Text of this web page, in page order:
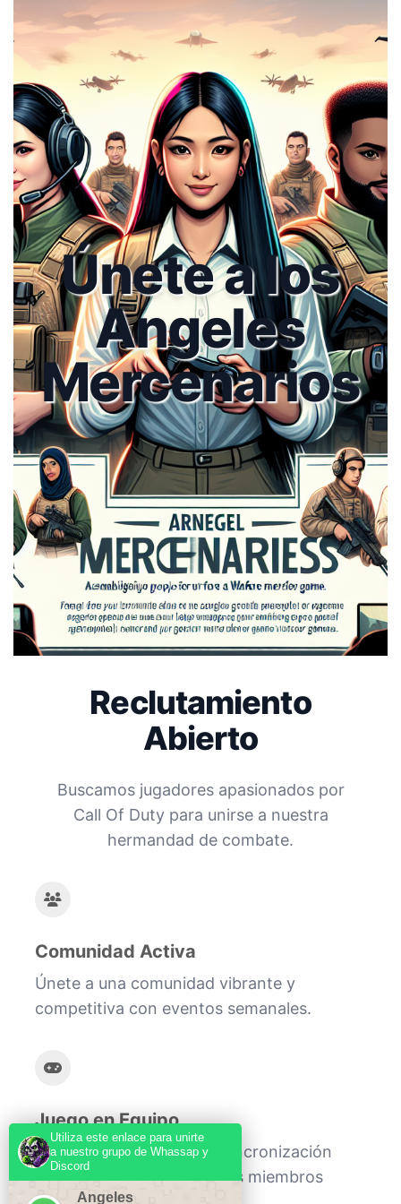
Únete a los
Angeles
Mercenarios
Reclutamiento
Abierto
Buscamos jugadores apasionados por
Call Of Duty para unirse a nuestra
hermandad de combate.
Comunidad Activa
Únete a una comunidad vibrante y
competitiva con eventos semanales.
Juego en Equipo
Mejora tus habilidades y sincronización
jugando al lado de nuestros miembros
Utiliza este enlace para unirte
a nuestro grupo de Whassap y
Discord
Angeles